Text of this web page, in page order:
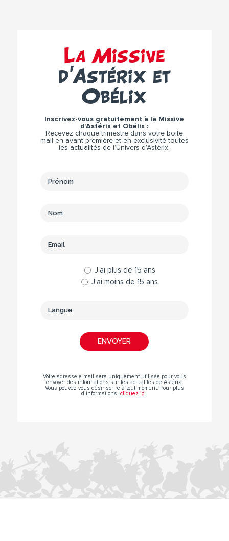
La Missive
d’Astérix et
Obélix
Inscrivez-vous gratuitement à la Missive
d’Astérix et Obélix :
Recevez chaque trimestre dans votre boite
mail en avant-première et en exclusivité toutes
les actualités de l’Univers d’Astérix.
J’ai plus de 15 ans
J’ai moins de 15 ans
Votre adresse e-mail sera uniquement utilisée pour vous
envoyer des informations sur les actualités de Astérix.
Vous pouvez vous désinscrire à tout moment. Pour plus
d’informations,cliquez ici.